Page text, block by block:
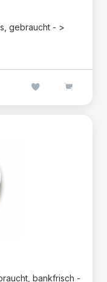
gebraucht - >
bankfrisch -